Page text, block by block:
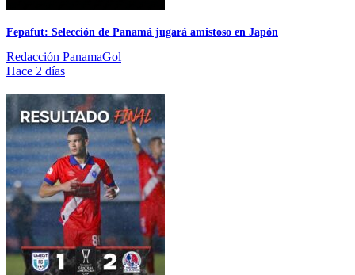
Fepafut: Selección de Panamá jugará amistoso en Japón
Redacción PanamaGol
Hace 2 días